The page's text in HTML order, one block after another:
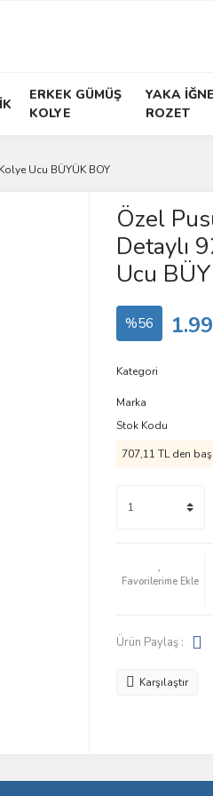
ERKEK GÜMÜŞ
KOLYE
YAKA
ROZET
Ucu BÜYÜK BOY
Özel
Detaylı
Ucu
%56
Kategori
Marka
Stok Kodu
707,11 TL den
Ürün Paylaş :
Karşılaştır